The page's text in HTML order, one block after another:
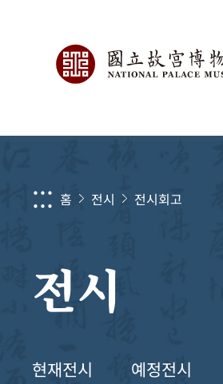
::: 홈 전시 전시회고
전시
현재전시 예정전시